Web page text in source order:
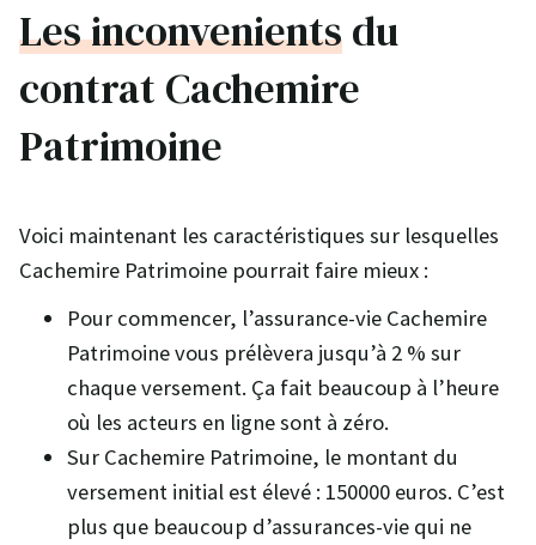
Les inconvenientsdu
contrat Cachemire
Patrimoine
Voici maintenant les caractéristiques sur lesquelles
Cachemire Patrimoine pourrait faire mieux :
Pour commencer, l’assurance-vie Cachemire
Patrimoine vous prélèvera jusqu’à 2 % sur
chaque versement. Ça fait beaucoup à l’heure
où les acteurs en ligne sont à zéro.
Sur Cachemire Patrimoine, le montant du
versement initial est élevé : 150000 euros. C’est
plus que beaucoup d’assurances-vie qui ne